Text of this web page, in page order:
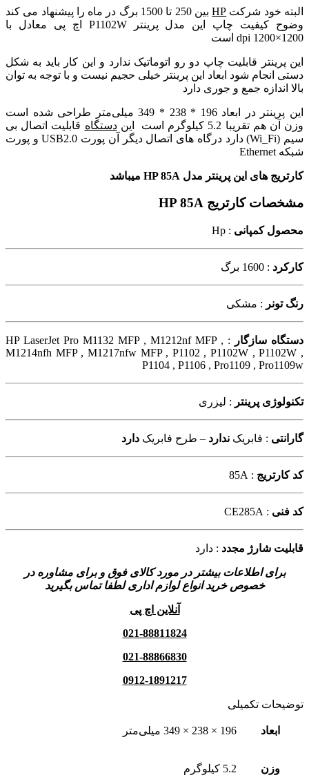
البته خود شرکت HP
بین 250 تا 1500 برگ در ماه را پیشنهاد می کند
وضوح کیفیت چاپ این مدل پرینتر P1102W اچ پی معادل با
1200×1200 dpi است
این پرینتر قابلیت چاپ دو رو اتوماتیک ندارد و این کار باید به شکل
دستی انجام شود ابعاد این پرینتر خیلی حجیم نیست و با توجه به توان
بالا اندازه جمع و جوری دارد
این پرینتر در ابعاد 196 * 238 * 349
میلی‌متر طراحی شده است
وزن آن هم تقریبا 5.2 کیلوگرم است این
دستگاه قابلیت اتصال بی
سیم (Wi_Fi) دارد درگاه های اتصال دیگر آن پورت USB2.0 و پورت
شبکه Ethernet
کارتریج های این پرینتر مدل HP 85A میباشد
مشخصات کارتریج HP 85A
محصول کمپانی : Hp
کارکرد : 1600 برگ
رنگ تونر : مشکی
دستگاه سازگار
: HP LaserJet Pro M1132 MFP , M1212nf MFP ,
M1214nfh MFP , M1217nfw MFP , P1102 , P1102W , P1102W ,
P1104 , P1106 , Pro1109 , Pro1109w
تکنولوژی پرینتر : لیزری
گارانتی : فابریک ندارد – طرح فابریک دارد
کد کارتریج : 85A
کد فنی : CE285A
قابلیت شارژ مجدد : دارد
برای اطلاعات بیشتر در مورد کالای فوق و برای مشاوره در
خصوص خرید انواع لوازم اداری لطفا تماس بگیرید
آنلاین اچ پی
021-88811824
021-88866830
0912-1891217
توضیحات تکمیلی
ابعاد 196 × 238 × 349 میلی‌متر
وزن 5.2 کیلوگرم